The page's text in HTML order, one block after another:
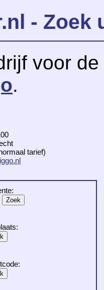
- Zoek
voor
.
tarief)